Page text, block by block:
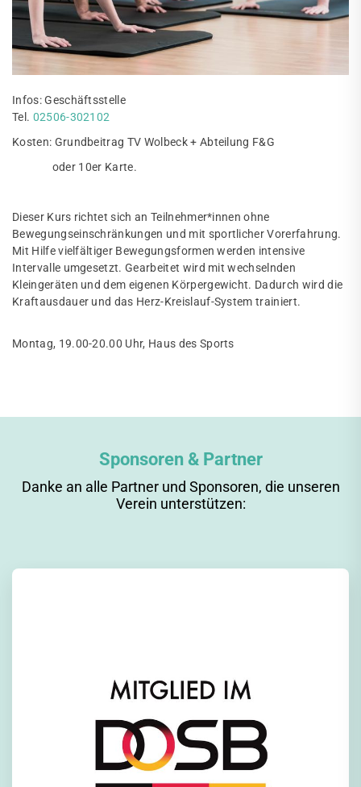
Infos: Geschäftsstelle
Tel. 02506-302102
Kosten: Grundbeitrag TV Wolbeck + Abteilung F&G
oder 10er Karte.
Dieser Kurs richtet sich an Teilnehmer*innen ohne
Bewegungseinschränkungen und mit sportlicher Vorerfahrung.
Mit Hilfe vielfältiger Bewegungsformen werden intensive
Intervalle umgesetzt. Gearbeitet wird mit wechselnden
Kleingeräten und dem eigenen Körpergewicht. Dadurch wird die
Kraftausdauer und das Herz-Kreislauf-System trainiert.
Montag, 19.00-20.00 Uhr, Haus des Sports
Sponsoren & Partner
Danke an alle Partner und Sponsoren, die unseren
Verein unterstützen: